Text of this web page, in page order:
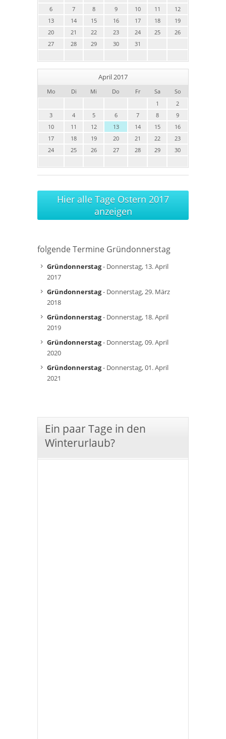
6
7 8 9 10 11
12
13
14 15 16 17 18
19
20
21 22 23 24 25
26
27
28 29 30 31
April 2017
Mo Di Mi Do Fr Sa
So
1
2
3
4 5 6 7 8
9
10
11 12 13 14 15
16
17
18 19 20 21 22
23
24
25 26 27 28 29 30
Hier alle Tage Ostern 2017
anzeigen
folgende Termine Gründonnerstag
Gründonnerstag- Donnerstag, 13. April
2017
Gründonnerstag- Donnerstag, 29. März
2018
Gründonnerstag- Donnerstag, 18. April
2019
Gründonnerstag- Donnerstag, 09. April
2020
Gründonnerstag- Donnerstag, 01. April
2021
Ein paar Tage in den
Winterurlaub?